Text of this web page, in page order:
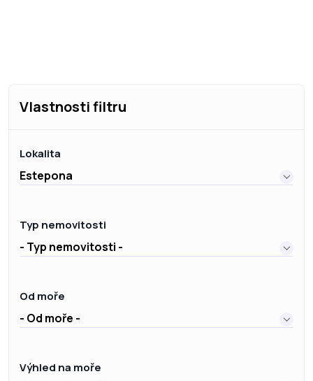
Vlastnosti filtru
Lokalita
Estepona
Typ nemovitosti
- Typ nemovitosti -
Od moře
- Od moře -
Výhled na moře